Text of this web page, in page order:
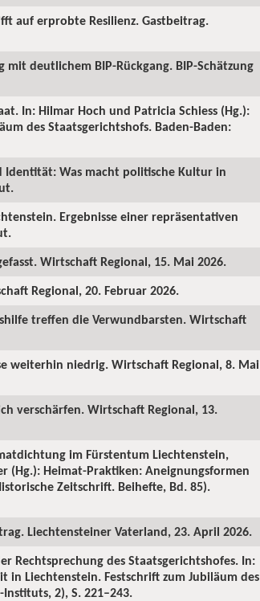
auf erprobte Resilienz. Gastbeitrag.
deutlichem BIP-Rückgang. BIP-Schätzung
In: Hilmar Hoch und Patricia Schiess (Hg.):
des Staatsgerichtshofs. Baden-Baden:
Identität: Was macht politische Kultur in
Ergebnisse einer repräsentativen
Wirtschaft Regional, 15. Mai 2026.
Regional, 20. Februar 2026.
treffen die Verwundbarsten. Wirtschaft
weiterhin niedrig. Wirtschaft Regional, 8. Mai
verschärfen. Wirtschaft Regional, 13.
im Fürstentum Liechtenstein,
(Hg.): Heimat-Praktiken: Aneignungsformen
Zeitschrift. Beihefte, Bd. 85).
Liechtensteiner Vaterland, 23. April 2026.
Rechtsprechung des Staatsgerichtshofes. In:
in Liechtenstein. Festschrift zum Jubiläum des
2), S. 221–243.